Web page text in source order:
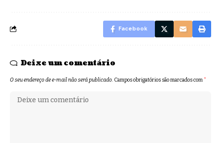
Facebook
Deixe um comentário
O seu endereço de e-mail não será publicado. Campos obrigatórios são marcados com*